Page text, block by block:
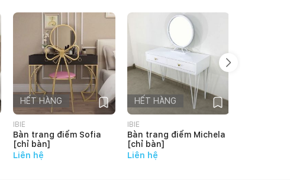
HẾT HÀNG
IBIE
Bàn trang điểm Sofia
[chỉ bàn]
Liên hệ
HẾT HÀNG
IBIE
Bàn trang điểm Michela
[chỉ bàn]
Liên hệ